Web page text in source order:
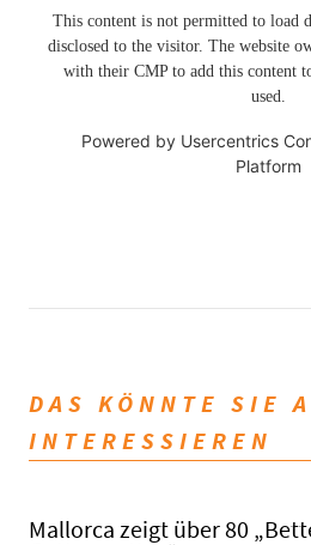
This content is not permitted to load
disclosed to the visitor. The website
with their CMP to add this content
used.
Powered by Usercentrics
Platform
DAS KÖNNTE SIE
INTERESSIEREN
Mallorca zeigt über 80